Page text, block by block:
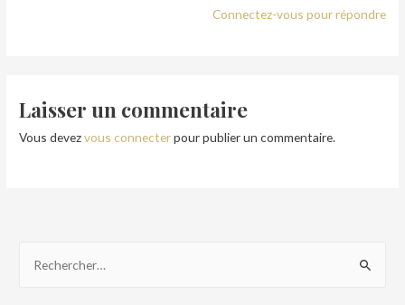
Connectez-vous pour répondre
Laisser un commentaire
Vous devezvous connecterpour publier un commentaire.